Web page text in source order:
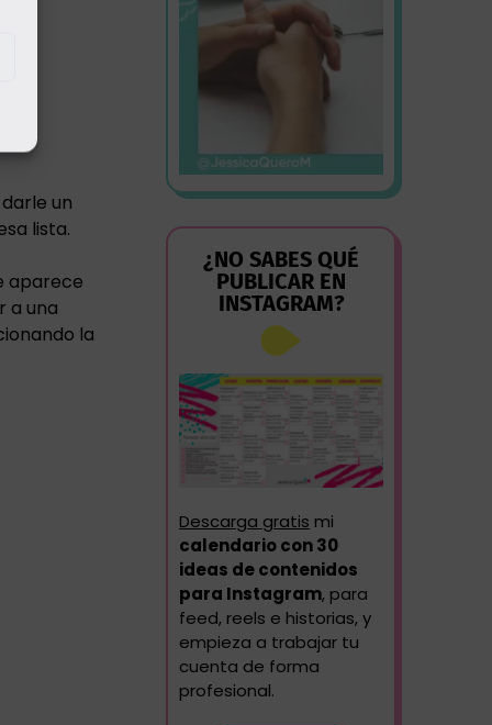
un
lista.
aparece
a una
la
¿NO SABES QUÉ
PUBLICAR EN
INSTAGRAM?
Descarga gratis mi
calendario con 30
ideas de contenidos
para Instagram, para
feed, reels e historias, y
empieza a trabajar tu
cuenta de forma
profesional.